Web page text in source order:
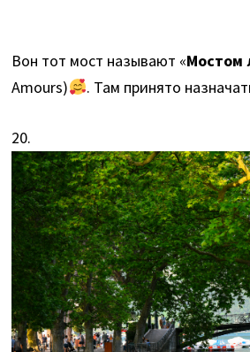
Вон тот мост называют «Мостом
Amours)
. Там принято
20.